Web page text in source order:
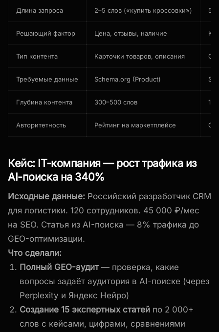
Длина запроса 2–5 слов («купить кроссовки»)
Решающий фактор Цена, отзывы, наличие
Тип контента Карточки товаров, описания
Требуемые данные Schema.org (Product)
Глубина контента 300–500 слов 1
Авторитетность Рейтинг на маркетплейсе
Кейс: IT-компания — рост трафика из
AI-поиска на 340%
Исходные данные: Российский разработчик CRM
для логистики. 120 сотрудников. 45 000 ₽/мес
на SEO. Статья из AI-поиска — 8% трафика до
GEO-оптимизации.
Что сделали:
Полный GEO-аудит— проверка, какие
вопросы задаёт аудитория в AI-поиске (через
Perplexity и Яндекс Нейро)
Создание 15 экспертных статей по 2 000+
слов с кейсами, цифрами, сравнениями